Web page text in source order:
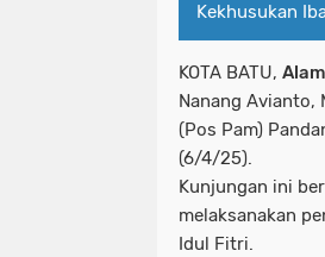
Kekhusukan
KOTA BATU,
Nanang Avianto,
(Pos Pam)
(6/4/25).
Kunjungan ini
melaksanakan
Idul Fitri.